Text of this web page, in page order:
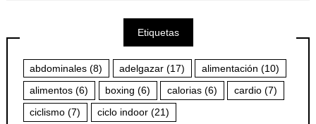
Etiquetas
abdominales (8) adelgazar (17) alimentación (10)
alimentos (6) boxing (6) calorias (6) cardio (7)
ciclismo (7) ciclo indoor (21)